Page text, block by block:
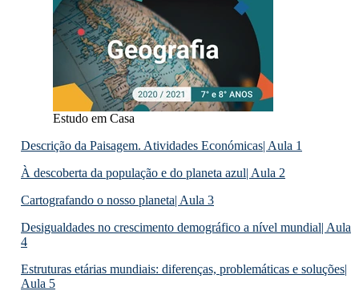
Estudo em Casa
Descrição da Paisagem. Atividades Económicas| Aula 1
À descoberta da população e do planeta azul| Aula 2
Cartografando o nosso planeta| Aula 3
Desigualdades no crescimento demográfico a nível mundial| Aula
4
Estruturas etárias mundiais: diferenças, problemáticas e soluções|
Aula 5